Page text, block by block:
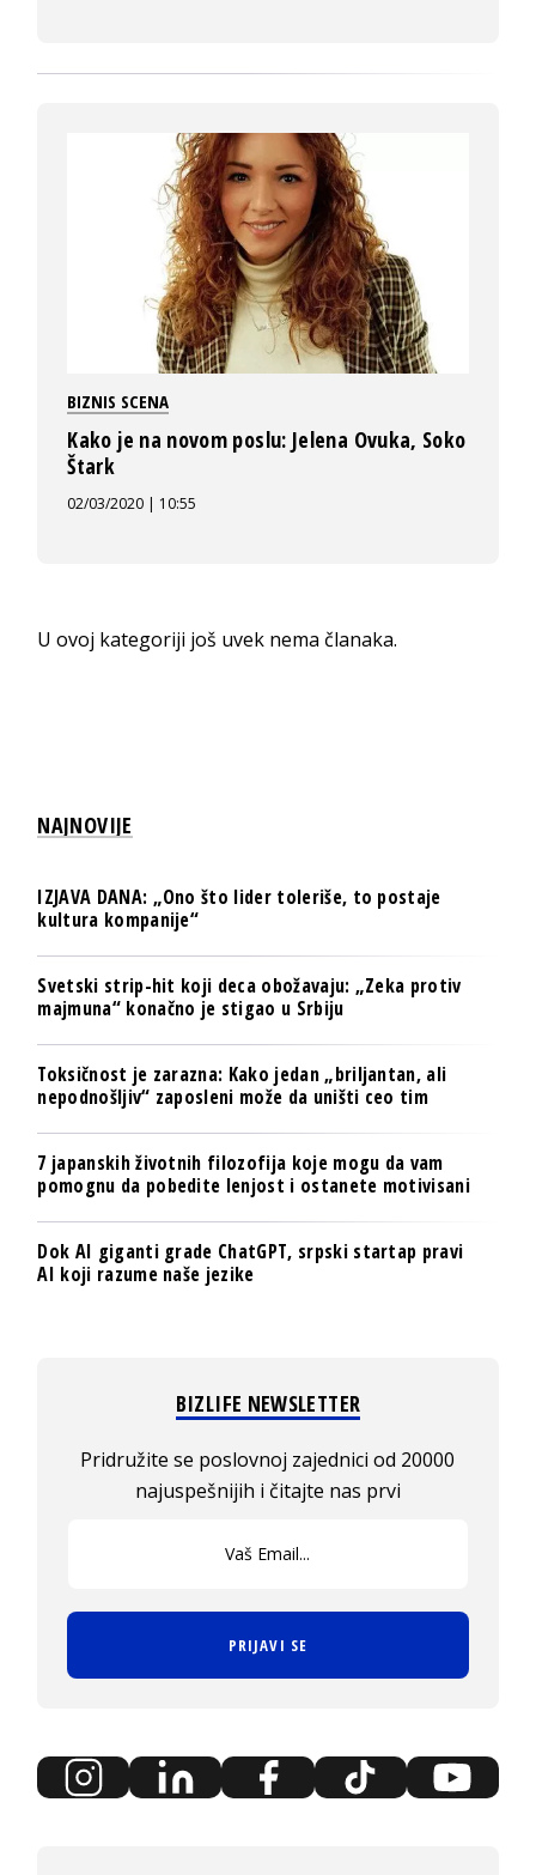
BIZNIS SCENA
Kako je na novom poslu: Jelena Ovuka, Soko
Štark
02/03/2020 | 10:55
U ovoj kategoriji još uvek nema članaka.
NAJNOVIJE
IZJAVA DANA: „Ono što lider toleriše, to postaje
kultura kompanije“
Svetski strip-hit koji deca obožavaju: „Zeka protiv
majmuna“ konačno je stigao u Srbiju
Toksičnost je zarazna: Kako jedan „briljantan, ali
nepodnošljiv“ zaposleni može da uništi ceo tim
7 japanskih životnih filozofija koje mogu da vam
pomognu da pobedite lenjost i ostanete motivisani
Dok AI giganti grade ChatGPT, srpski startap pravi
AI koji razume naše jezike
BIZLIFE NEWSLETTER
Pridružite se poslovnoj zajednici od 20000
najuspešnijih i čitajte nas prvi
PRIJAVI SE